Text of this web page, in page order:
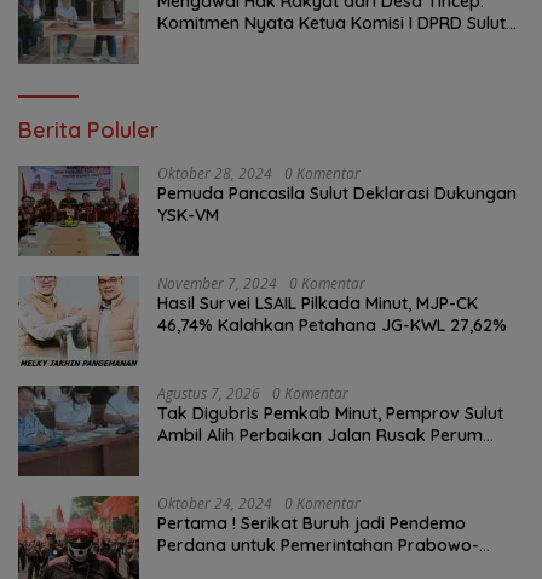
Komitmen Nyata Ketua Komisi I DPRD Sulut
Berita Poluler
Oktober 28, 2024 0 Komentar
Pemuda Pancasila Sulut Deklarasi Dukungan
YSK-VM
November 7, 2024 0 Komentar
Hasil Survei LSAIL Pilkada Minut, MJP-CK
46,74% Kalahkan Petahana JG-KWL 27,62%
Agustus 7, 2026 0 Komentar
Tak Digubris Pemkab Minut, Pemprov Sulut
Ambil Alih Perbaikan Jalan Rusak Perum
Oktober 24, 2024 0 Komentar
Pertama ! Serikat Buruh jadi Pendemo
Perdana untuk Pemerintahan Prabowo-